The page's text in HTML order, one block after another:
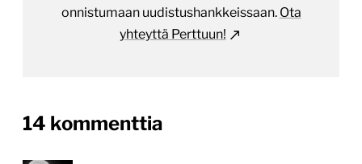
onnistumaan uudistushankkeissaan. Ota
yhteyttä Perttuun!
14 kommenttia